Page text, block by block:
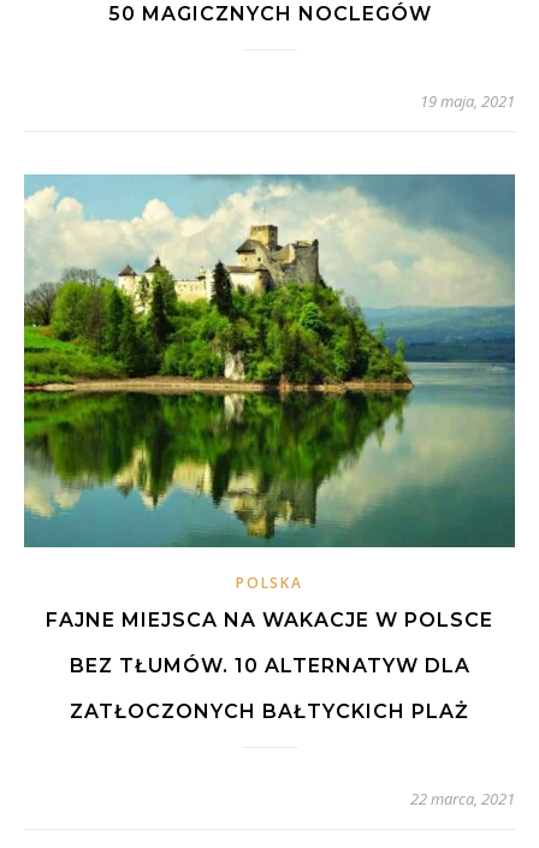
50 MAGICZNYCH NOCLEGÓW
19 maja, 2021
POLSKA
FAJNE MIEJSCA NA WAKACJE W POLSCE
BEZ TŁUMÓW. 10 ALTERNATYW DLA
ZATŁOCZONYCH BAŁTYCKICH PLAŻ
22 marca, 2021